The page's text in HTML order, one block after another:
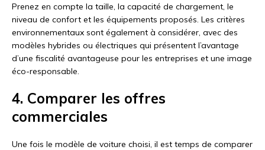
Prenez en compte la taille, la capacité de chargement, le
niveau de confort et les équipements proposés. Les critères
environnementaux sont également à considérer, avec des
modèles hybrides ou électriques qui présentent l’avantage
d’une fiscalité avantageuse pour les entreprises et une image
éco-responsable.
4. Comparer les offres
commerciales
Une fois le modèle de voiture choisi, il est temps de comparer